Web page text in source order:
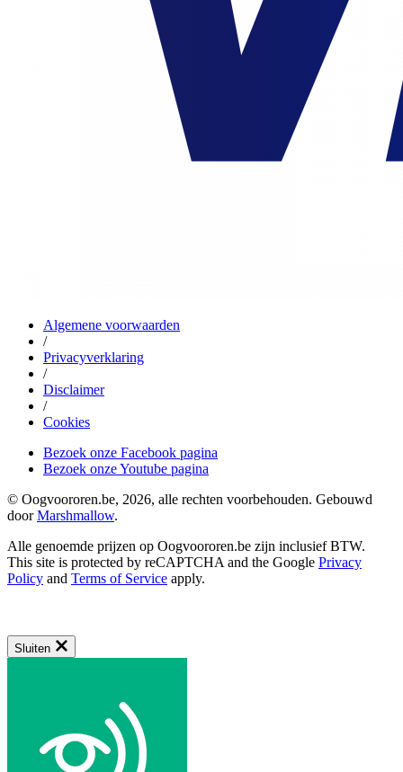
Algemene voorwaarden
/
Privacyverklaring
/
Disclaimer
/
Cookies
Bezoek onze Facebook pagina
Bezoek onze Youtube pagina
© Oogvoororen.be, 2026, alle rechten voorbehouden. Gebouwd
doorMarshmallow.
Alle genoemde prijzen op Oogvoororen.be zijn inclusief BTW.
This site is protected by reCAPTCHA and the Google Privacy
Policy and Terms of Service apply.
Sluiten